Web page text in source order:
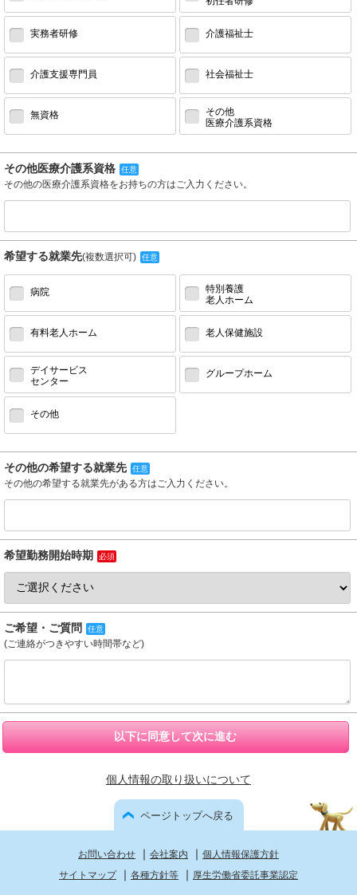
実務者研修 介護福祉士
介護支援専門員 社会福祉士
無資格
その他
医療介護系資格
その他医療介護系資格 任意
その他の医療介護系資格をお持ちの方はご入力ください。
希望する就業先(複数選択可) 任意
病院
特別養護
老人ホーム
有料老人ホーム 老人保健施設
デイサービス
センター
グループホーム
その他
その他の希望する就業先 任意
その他の希望する就業先がある方はご入力ください。
希望勤務開始時期 必須
ご希望・ご質問 任意
(ご連絡がつきやすい時間帯など)
以下に同意して次に進む
個人情報の取り扱いについて
ページトップへ戻る
お問い合わせ ｜ 会社案内 ｜ 個人情報保護方針
サイトマップ
｜ 各種方針等 ｜ 厚生労働省委託事業認定